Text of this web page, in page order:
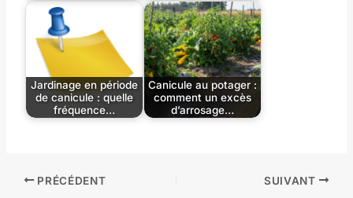
Jardinage en période
de canicule : quelle
fréquence…
Canicule au potager :
comment un excès
d’arrosage…
PRÉCÉDENT SUIVANT